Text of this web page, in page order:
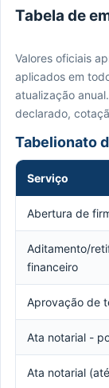
Tabela de
Valores oficiais
aplicados em
atualização
declarado,
Tabelionato
Serviço
Abertura de
Aditamento/
financeiro
Aprovação de
Ata notarial -
Ata notarial